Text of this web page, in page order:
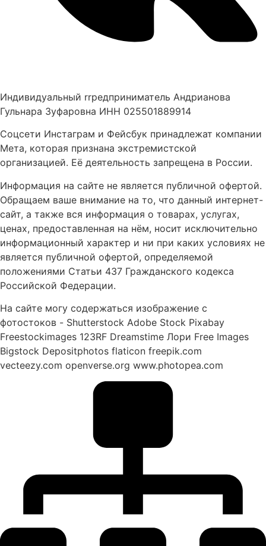
Индивидуальный rrредприниматель Андрианова
Гульнара Зуфаровна ИНН 025501889914
Соцсети Инстаграм и Фейсбук принадлежат компании
Мета, которая признана экстремистской
организацией. Её деятельность запрещена в России.
Информация на сайте не является публичной офертой.
Обращаем ваше внимание на то, что данный интернет-
сайт, а также вся информация о товарах, услугах,
ценах, предоставленная на нём, носит исключительно
информационный характер и ни при каких условиях не
является публичной офертой, определяемой
положениями Статьи 437 Гражданского кодекса
Российской Федерации.
На сайте могу содержаться изображение с
фотостоков - Shutterstock Adobe Stock Pixabay
Freestockimages 123RF Dreamstime Лори Free Images
Bigstock Depositphotos flaticon freepik.com
vecteezy.com openverse.org www.photopea.com